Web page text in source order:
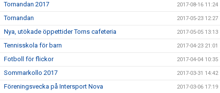
Tornandan 2017 2017-08-16 11:24
Tornandan 2017-05-23 12:27
Nya, utökade öppettider Torns cafeteria 2017-05-05 13:13
Tennisskola för barn 2017-04-23 21:01
Fotboll för flickor 2017-04-04 10:35
Sommarkollo 2017 2017-03-31 14:42
Föreningsvecka på Intersport Nova 2017-03-06 17:19